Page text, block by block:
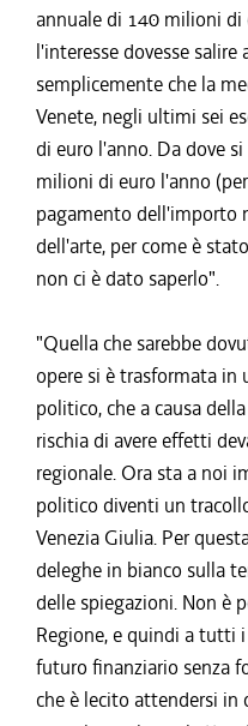
annuale di 140 milioni di
l'interesse dovesse salire
semplicemente che la
Venete, negli ultimi sei
di euro l'anno. Da dove
milioni di euro l'anno
pagamento dell'importo
dell'arte, per come è
non ci è dato saperlo".
"Quella che sarebbe
opere si è trasformata
politico, che a causa
rischia di avere effetti
regionale. Ora sta a noi
politico diventi un
Venezia Giulia. Per
deleghe in bianco sulla
delle spiegazioni. Non è
Regione, e quindi a tutti
futuro finanziario senza
che è lecito attendersi in